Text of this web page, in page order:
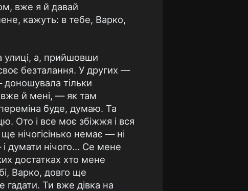
вже я й давай
кажуть: в тебе, Варко,
улиці, а, прийшовши
безталання. У других —
доношувала тільки
й мені, — як там
буде, думаю. Та
Ото і все моє збіжжя і вся
нічогісінько немає — ні
і думати нічого... Се мене
достатках хто мене
Варко, довго ще
Ти вже дівка на